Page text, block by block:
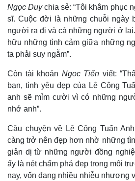
Ngọc Duychia sẻ: “Tôi khâm phục
sĩ. Cuộc đời là những chuỗi ngày
người ra đi và cả những người ở
hữu những tình cảm giữa những
ta phải suy ngẫm”.
Còn tài khoản Ngọc Tiến viết:
bạn, tình yêu đẹp của Lê Công
anh sẽ mỉm cười vì có những
nhớ anh”.
Câu chuyện về Lê Công Tuấn
càng trở nên đẹp hơn nhờ những
giản dị từ những người đồng
ấy là nét chấm phá đẹp trong môi
nay, vốn đang nhiều nhiễu nhương